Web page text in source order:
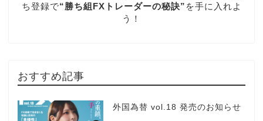
ち登録で“勝ち組FXトレーダーの秘訣” を手に入れよ
う！
おすすめ記事
外国為替 vol.18 発売のお知らせ